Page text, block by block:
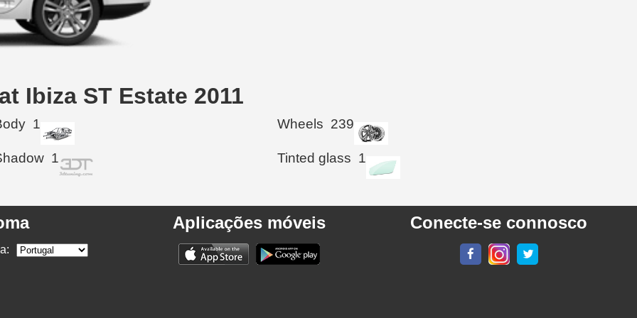
Ibiza ST Estate 2011
1 Wheels 239
1 Tinted glass 1
Aplicações móveis Conecte-se connosco